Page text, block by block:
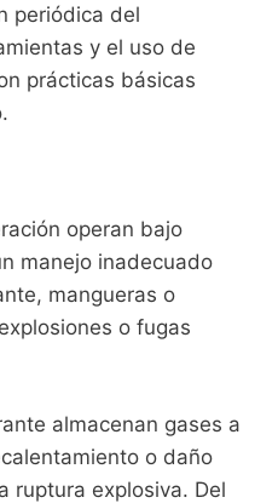
periódica del
y el uso de
prácticas básicas
operan bajo
manejo inadecuado
mangueras o
o fugas
almacenan gases a
o daño
ruptura explosiva. Del